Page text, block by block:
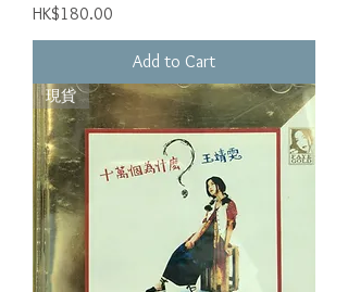
Price
HK$180.00
Add to Cart
現貨